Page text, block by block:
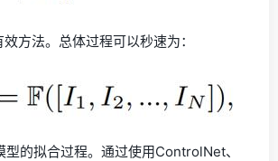
方法。总体过程可以秒速为：
的拟合过程。通过使用ControlNet、